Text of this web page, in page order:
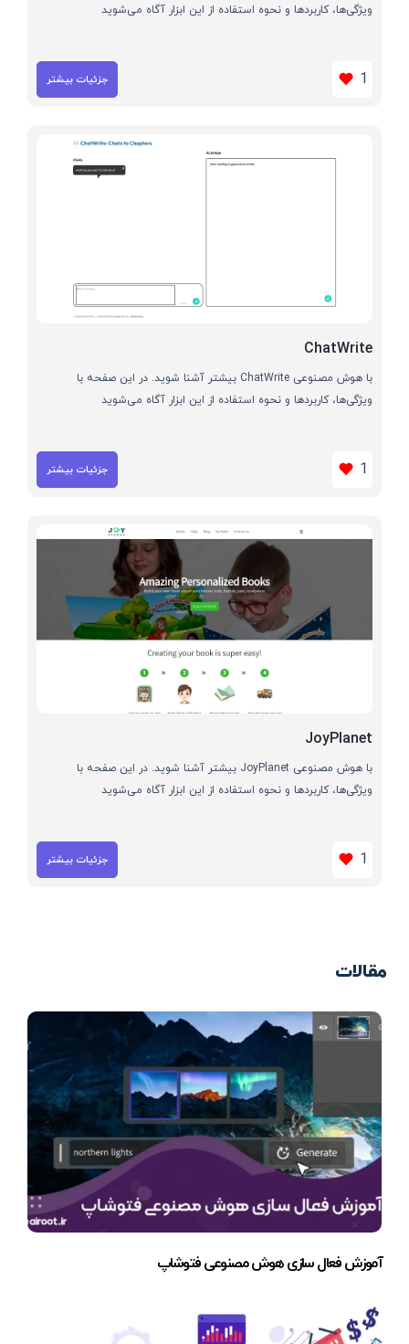
ویژگی‌ها، کاربردها و نحوه استفاده از این ابزار آگاه می‌شوید
1 جزئیات بیشتر
ChatWrite
با هوش مصنوعی ChatWrite بیشتر آشنا شوید. در این صفحه با
ویژگی‌ها، کاربردها و نحوه استفاده از این ابزار آگاه می‌شوید
1 جزئیات بیشتر
JoyPlanet
با هوش مصنوعی JoyPlanet بیشتر آشنا شوید. در این صفحه با
ویژگی‌ها، کاربردها و نحوه استفاده از این ابزار آگاه می‌شوید
1 جزئیات بیشتر
مقالات
آموزش فعال سازی هوش مصنوعی فتوشاپ